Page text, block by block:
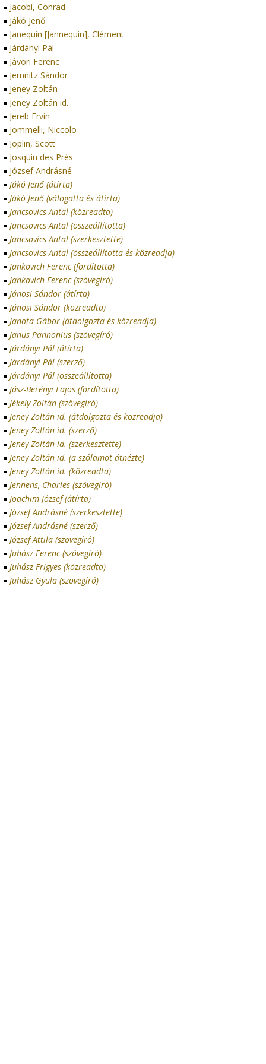
Jacobi, Conrad
Jákó Jenő
Janequin [Jannequin], Clément
Járdányi Pál
Jávori Ferenc
Jemnitz Sándor
Jeney Zoltán
Jeney Zoltán id.
Jereb Ervin
Jommelli, Niccolo
Joplin, Scott
Josquin des Prés
József Andrásné
Jákó Jenő (átírta)
Jákó Jenő (válogatta és átírta)
Jancsovics Antal (közreadta)
Jancsovics Antal (összeállította)
Jancsovics Antal (szerkesztette)
Jancsovics Antal (összeállította és közreadja)
Jankovich Ferenc (fordította)
Jankovich Ferenc (szövegíró)
Jánosi Sándor (átírta)
Jánosi Sándor (közreadta)
Janota Gábor (átdolgozta és közreadja)
Janus Pannonius (szövegíró)
Járdányi Pál (átírta)
Járdányi Pál (szerző)
Járdányi Pál (összeállította)
Jász-Berényi Lajos (fordította)
Jékely Zoltán (szövegíró)
Jeney Zoltán id. (átdolgozta és közreadja)
Jeney Zoltán id. (szerző)
Jeney Zoltán id. (szerkesztette)
Jeney Zoltán id. (a szólamot átnézte)
Jeney Zoltán id. (közreadta)
Jennens, Charles (szövegíró)
Joachim József (átírta)
József Andrásné (szerkesztette)
József Andrásné (szerző)
József Attila (szövegíró)
Juhász Ferenc (szövegíró)
Juhász Frigyes (közreadta)
Juhász Gyula (szövegíró)